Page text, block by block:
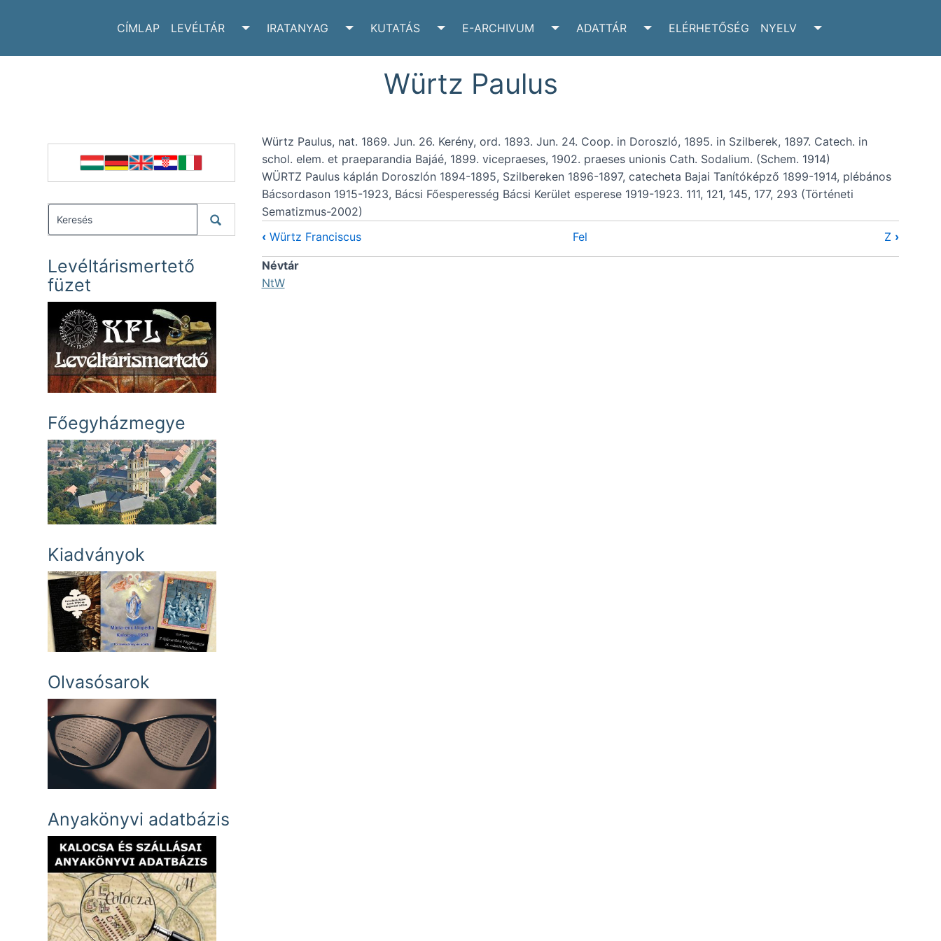
CÍMLAP LEVÉLTÁR
TOGGLE LEVÉLTÁR SUBMENU
IRATANYAG
TOGGLE IRATANYAG SUBMENU
KUTATÁS
TOGGLE KUTATÁS SUBMENU
E-ARCHIVUM
TOGGLE E-ARCHIVUM SUBMENU
ADATTÁR
TOGGLE ADATTÁR SUBMENU
ELÉRHETŐSÉG NYELV
Würtz Paulus
Levéltárismertető
füzet
Főegyházmegye
Kiadványok
Olvasósarok
Anyakönyvi adatbázis
Würtz Paulus, nat. 1869. Jun. 26. Kerény, ord. 1893. Jun. 24. Coop. in Doroszló, 1895. in Szilberek, 1897. Catech. in
schol. elem. et praeparandia Bajáé, 1899. vicepraeses, 1902. praeses unionis Cath. Sodalium. (Schem. 1914)
WÜRTZ Paulus káplán Doroszlón 1894-1895, Szilbereken 1896-1897, catecheta Bajai Tanítóképző 1899-1914, plébános
Bácsordason 1915-1923, Bácsi Főesperesség Bácsi Kerület esperese 1919-1923. 111, 121, 145, 177, 293 (Történeti
Sematizmus-2002)
‹Würtz Franciscus Fel Z ›
Névtár
NtW